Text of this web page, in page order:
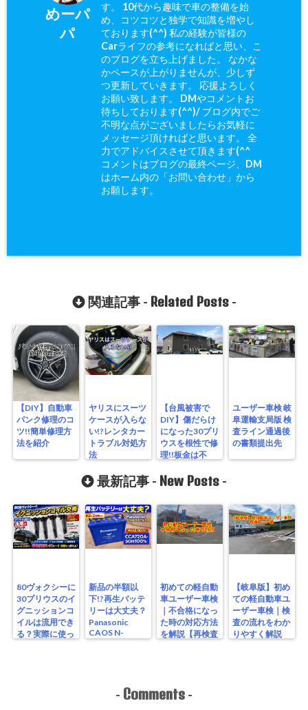
めーパ
パ
す。 10代から趣味で車の整備を始
め、コツコツと独学で知識を増やし
ております(^^) 私の経験が皆様の
Carライフの参考になればと思い、こ
のブログを立ち上げました。 なかな
かペースが上がりませんが、少しず
つ更新していきます。 応援よろしく
お願い致します。 DMやコメントお
待ちしております(^^)/ ブログ内でご
不明な点がございましたらお気軽に
メッセージ頂ければと思います。 全
力でアドバイスさせて頂きます(^^ゞ
コメントはブログの最終ページ、DM
はホーム内の「お問い合わせ」から
お願します。
関連記事 - Related Posts-
【DIY】自動車
パンク修理のコ
ツ!!簡単修理方
法を紹介
ヤリスにスーツ
ケースが入らな
い!?レンタカー
トラブル対処方
法
【台風被害で
DIY】傷だらけ
になった30プリ
ウスを根性で修
理!!板金は不
ユーザー車検 岐
阜運輸支局版 検
査ライン通過後
の書類提出先
最新記事 - New Posts -
80ヴォクシーに
30プリウスのイ
グニッションコ
イルは流用でき
る？実際に使っ
新品の半額以
下!?再生バッテ
リーは大丈夫？
Panasonic
CAOS N-
S115/A4を実測
初めての軽自動
車ユーザー車検
｜不合格になっ
た時の対応方法
を解説【再検査
【岐阜版】初め
ての軽自動車ユ
ーザー車検｜検
査の流れをわか
りやすく解説
- Comments -